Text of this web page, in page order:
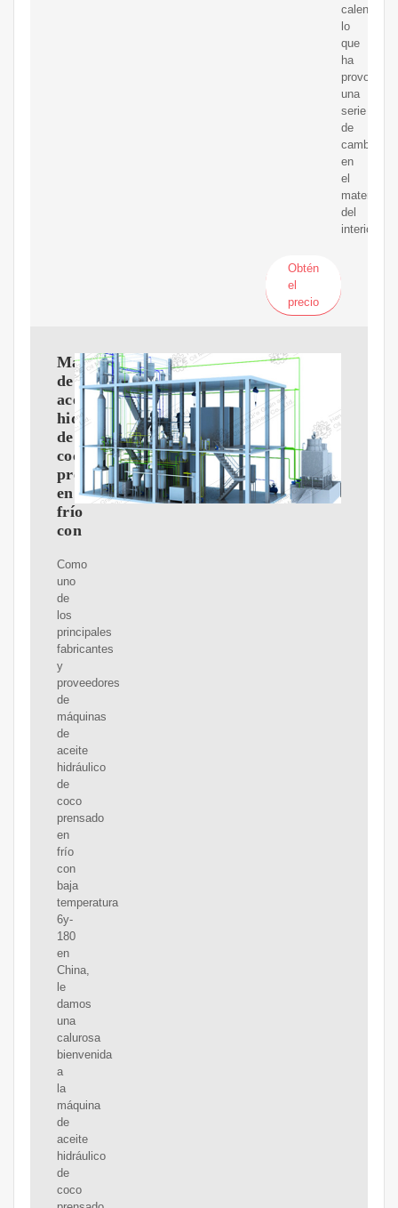
calentarlo,
lo
que
ha
provocado
una
serie
de
cambios
en
el
material
del
interior.
Obtén
el
precio
Máquina
de
aceite
hidráulico
de
coco
prensado
en
frío
con
Como
uno
de
los
principales
fabricantes
y
proveedores
de
máquinas
de
aceite
hidráulico
de
coco
prensado
en
frío
con
baja
temperatura
6y-
180
en
China,
le
damos
una
calurosa
bienvenida
a
la
máquina
de
aceite
hidráulico
de
coco